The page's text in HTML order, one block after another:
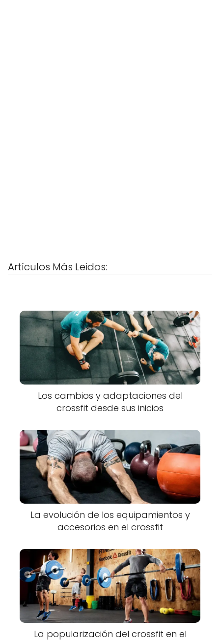
Artículos Más Leidos:
Los cambios y adaptaciones del
crossfit desde sus inicios
La evolución de los equipamientos y
accesorios en el crossfit
La popularización del crossfit en el